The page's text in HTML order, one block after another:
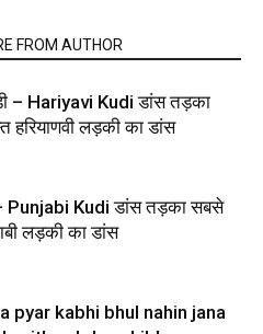
FROM AUTHOR
– Hariyavi Kudi डांस तड़का
हरियाणवी लड़की का डांस
Punjabi Kudi डांस तड़का सबसे
लड़की का डांस
pyar kabhi bhul nahin jana